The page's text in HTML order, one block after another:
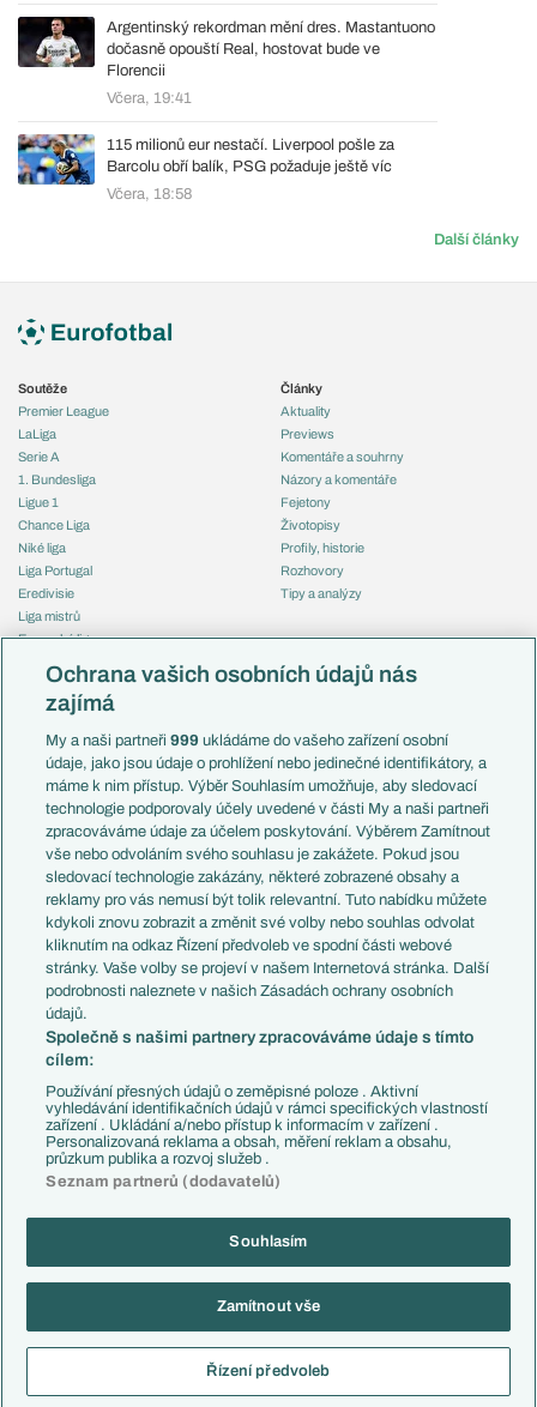
Argentinský rekordman mění dres. Mastantuono
dočasně opouští Real, hostovat bude ve
Florencii
Včera, 19:41
115 milionů eur nestačí. Liverpool pošle za
Barcolu obří balík, PSG požaduje ještě víc
Včera, 18:58
Další články
Soutěže
Premier League
LaLiga
Serie A
1. Bundesliga
Ligue 1
Chance Liga
Niké liga
Liga Portugal
Eredivisie
Liga mistrů
Evropská liga
Mistrovství světa
Liga národů
Témata
Představení týmů MS
EuroSkauting
PL v kostce
Evropské koeficienty
Přestupy
Přestupové spekulace
Zranění
Kluby
Arsenal FC
Chelsea FC
Manchester United
AC Milán
Juventus FC
Bayern Mnichov
FC Barcelona
Real Madrid
Články
Aktuality
Previews
Komentáře a souhrny
Názory a komentáře
Fejetony
Životopisy
Profily, historie
Rozhovory
Tipy a analýzy
Česko
Francie
Itálie
Německo
Španělsko
Argentina
Brazílie
Přestupy
Zápasy
Livescore
Tipovací soutěž
Copyright © 2001-2026 EuroFotbal.cz. Využíváme zpravodajství ČTK.
Informace o zpracování osobních údajů
Ochrana vašich osobních údajů nás
zajímá
My a naši partneři999 ukládáme do vašeho zařízení osobní
údaje, jako jsou údaje o prohlížení nebo jedinečné identifikátory, a
máme k nim přístup. Výběr Souhlasím umožňuje, aby sledovací
technologie podporovaly účely uvedené v části My a naši partneři
zpracováváme údaje za účelem poskytování. Výběrem Zamítnout
vše nebo odvoláním svého souhlasu je zakážete. Pokud jsou
sledovací technologie zakázány, některé zobrazené obsahy a
reklamy pro vás nemusí být tolik relevantní. Tuto nabídku můžete
kdykoli znovu zobrazit a změnit své volby nebo souhlas odvolat
kliknutím na odkaz Řízení předvoleb ve spodní části webové
stránky. Vaše volby se projeví v našem Internetová stránka. Další
podrobnosti naleznete v našich Zásadách ochrany osobních
údajů.
Společně s našimi partnery zpracováváme údaje s tímto
cílem:
Používání přesných údajů o zeměpisné poloze . Aktivní
vyhledávání identifikačních údajů v rámci specifických vlastností
zařízení . Ukládání a/nebo přístup k informacím v zařízení .
Personalizovaná reklama a obsah, měření reklam a obsahu,
průzkum publika a rozvoj služeb .
Seznam partnerů (dodavatelů)
Souhlasím
Zamítnout vše
Řízení předvoleb